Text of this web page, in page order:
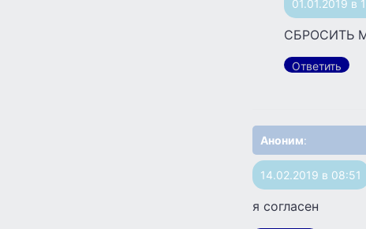
01.01.2019 в
СБРОСИТЬ
Ответить
Аноним:
14.02.2019 в 08:51
я согласен